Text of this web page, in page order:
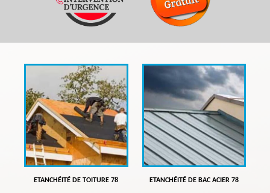
ETANCHÉITÉ DE TOITURE 78 ETANCHÉITÉ DE BAC ACIER 78